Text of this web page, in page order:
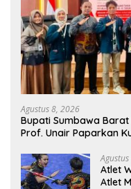
Agustus 8, 2026
Bupati Sumbawa Barat
Prof. Unair Paparkan
Atlet
Atlet